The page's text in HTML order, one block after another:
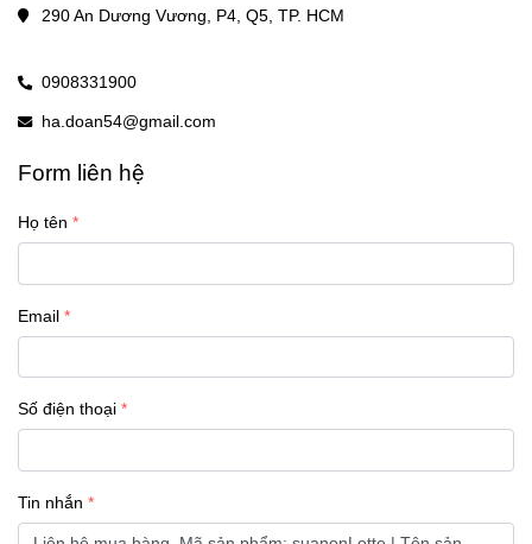
290 An Dương Vương, P4, Q5, TP. HCM
0908331900
ha.doan54@gmail.com
Form liên hệ
Họ tên
Email
Số điện thoại
Tin nhắn